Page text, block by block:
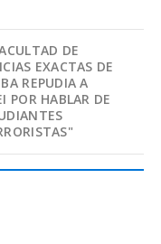
DE
EXACTAS DE
REPUDIA A
POR HABLAR DE